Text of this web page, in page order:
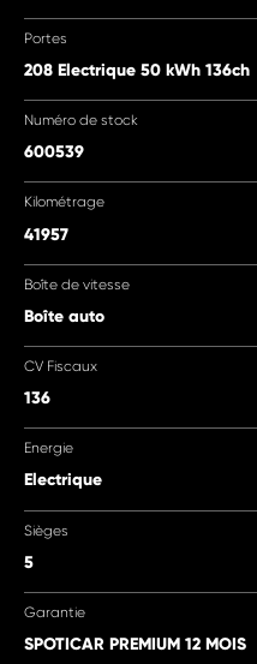
Portes
208 Electrique 50 kWh 136ch
Numéro de stock
600539
Kilométrage
41957
Boîte de vitesse
Boîte auto
CV Fiscaux
136
Energie
Electrique
Sièges
5
Garantie
SPOTICAR PREMIUM 12 MOIS